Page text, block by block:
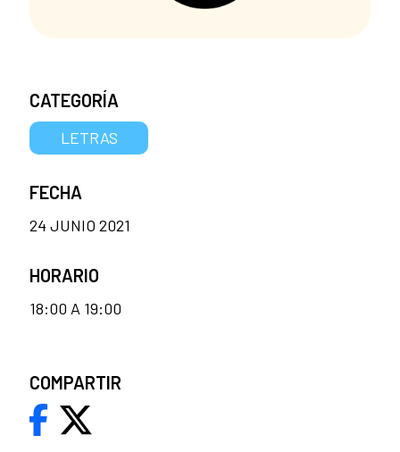
CATEGORÍA
LETRAS
FECHA
24 JUNIO 2021
HORARIO
18:00 A 19:00
COMPARTIR